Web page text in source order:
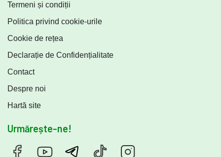
Termeni și condiții
Politica privind cookie-urile
Cookie de rețea
Declarație de Confidențialitate
Contact
Despre noi
Hartă site
Urmărește-ne!